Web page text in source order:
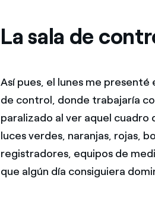
La sala de
Así pues, el lunes me
de control, donde trabajaría
paralizado al ver aquel
luces verdes, naranjas, rojas,
registradores, equipos de
que algún día consiguiera